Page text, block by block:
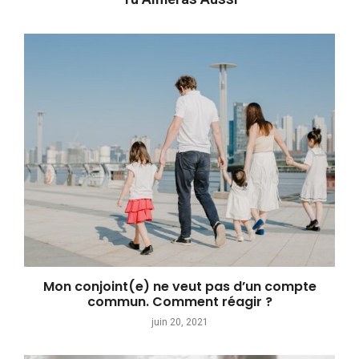
Mon conjoint(e) ne veut pas d’un compte
commun. Comment réagir ?
juin 20, 2021